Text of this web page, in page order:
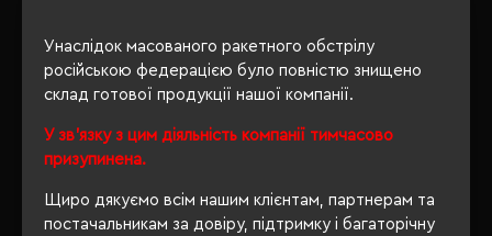
Унаслідок масованого ракетного обстрілу
російською федерацією було повністю знищено
склад готової продукції нашої компанії.
У зв'язку з цим діяльність компанії тимчасово
призупинена.
Щиро дякуємо всім нашим клієнтам, партнерам та
постачальникам за довіру, підтримку і багаторічну
ВІДГУКИ